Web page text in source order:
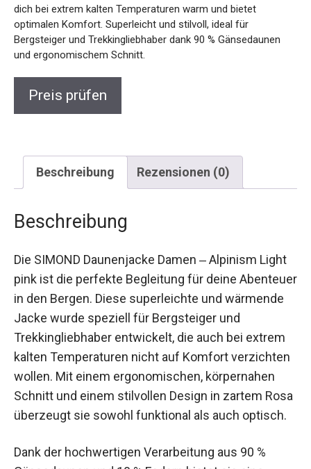
optimalen Komfort. Superleicht und stilvoll, ideal für
Bergsteiger und Trekkingliebhaber dank 90 % Gänsedaunen
und ergonomischem Schnitt.
Beschreibung Rezensionen (0)
Beschreibung
pink ist die perfekte Begleitung für deine
Abenteuer in den Bergen. Diese superleichte und
wärmende Jacke wurde speziell für Bergsteiger
und Trekkingliebhaber entwickelt, die auch bei
extrem kalten Temperaturen nicht auf Komfort
verzichten wollen. Mit einem ergonomischen,
körpernahen Schnitt und einem stilvollen Design
in zartem Rosa überzeugt sie sowohl funktional
als auch optisch.
Dank der hochwertigen Verarbeitung aus 90 %